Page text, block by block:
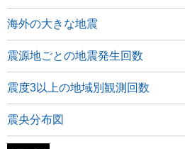
海外の大きな地震
震源地ごとの地震発生回数
震度3以上の地域別観測回数
震央分布図